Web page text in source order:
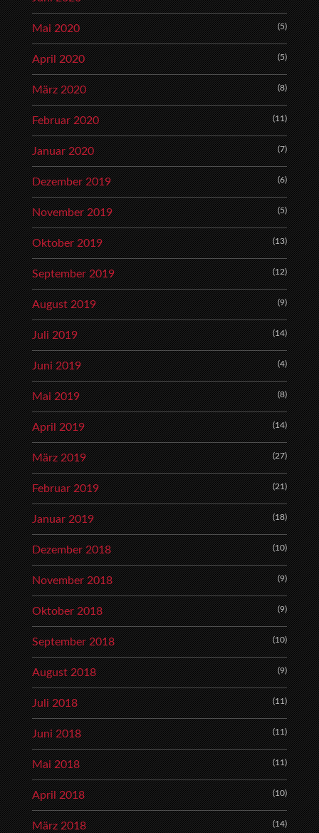
Mai 2020 (5)
April 2020 (5)
März 2020 (8)
Februar 2020 (11)
Januar 2020 (7)
Dezember 2019 (6)
November 2019 (5)
Oktober 2019 (13)
September 2019 (12)
August 2019 (9)
Juli 2019 (14)
Juni 2019 (4)
Mai 2019 (8)
April 2019 (14)
März 2019 (27)
Februar 2019 (21)
Januar 2019 (18)
Dezember 2018 (10)
November 2018 (9)
Oktober 2018 (9)
September 2018 (10)
August 2018 (9)
Juli 2018 (11)
Juni 2018 (11)
Mai 2018 (11)
April 2018 (10)
März 2018 (14)